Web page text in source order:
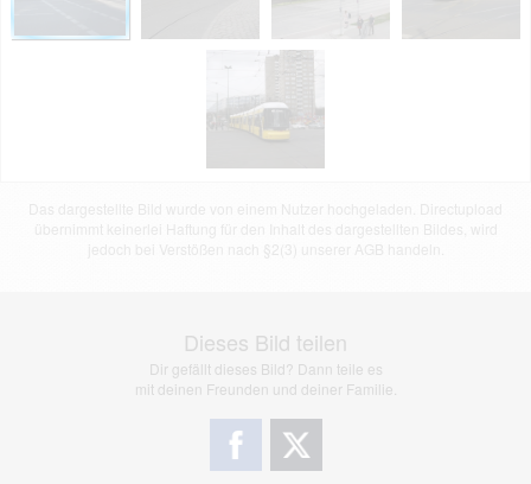
Dieses Bild teilen
Dir gefällt dieses Bild? Dann teile es
mit deinen Freunden und deiner Familie.